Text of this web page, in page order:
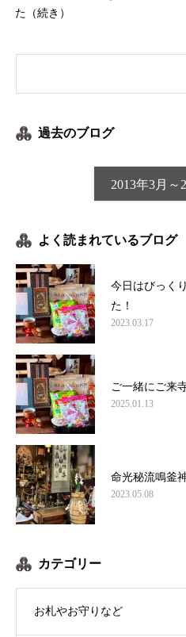
た（続き）
過去のブログ
2013年3月～
よく読まれているブログ
今日はびっく
た！
2023.03.17
ご一緒にご来
2025.01.13
命光秘流鳴釜
2023.05.08
カテゴリー
お札やお守りなど